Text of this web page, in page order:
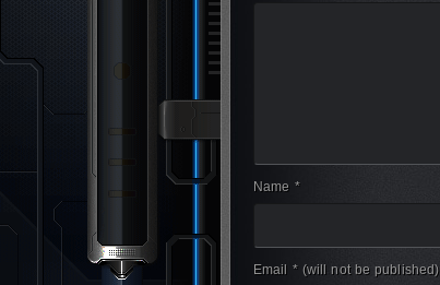
Name *
Email * (will not be published)